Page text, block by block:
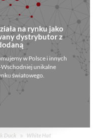
na rynku jako
dystrybutor z
w Polsce i innych
unikalne
światowego.
Duck White Hat